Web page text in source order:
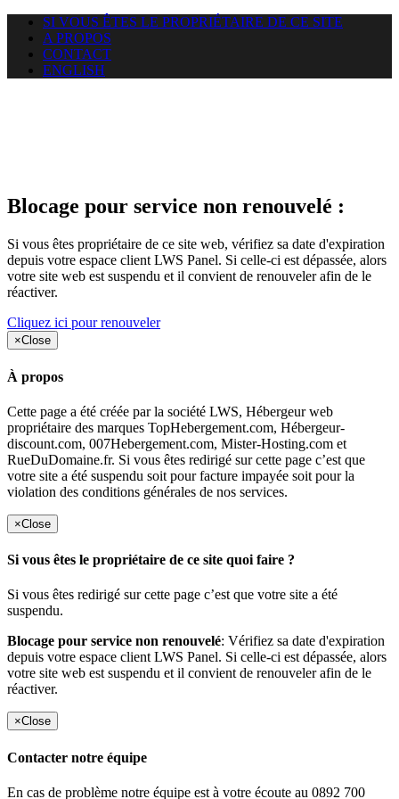
SI VOUS ÊTES LE PROPRIÉTAIRE DE CE SITE
A PROPOS
CONTACT
ENGLISH
Blocage pour service non renouvelé :
Si vous êtes propriétaire de ce site web, vérifiez sa date d'expiration
depuis votre espace client LWS Panel. Si celle-ci est dépassée, alors
votre site web est suspendu et il convient de renouveler afin de le
réactiver.
Cliquez ici pour renouveler
×Close
À propos
Cette page a été créée par la société LWS, Hébergeur web
propriétaire des marques TopHebergement.com, Hébergeur-
discount.com, 007Hebergement.com, Mister-Hosting.com et
RueDuDomaine.fr. Si vous êtes redirigé sur cette page c’est que
votre site a été suspendu soit pour facture impayée soit pour la
violation des conditions générales de nos services.
×Close
Si vous êtes le propriétaire de ce site quoi faire ?
Si vous êtes redirigé sur cette page c’est que votre site a été
suspendu.
Blocage pour service non renouvelé: Vérifiez sa date d'expiration
depuis votre espace client LWS Panel. Si celle-ci est dépassée, alors
votre site web est suspendu et il convient de renouveler afin de le
réactiver.
×Close
Contacter notre équipe
En cas de problème notre équipe est à votre écoute au 0892 700